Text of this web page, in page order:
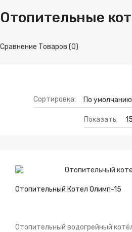
Отопительные
Сравнение Товаров (0)
Сортировка:
Показать:
Отопительный Котел Олимп-15
Отопительный водогрейный